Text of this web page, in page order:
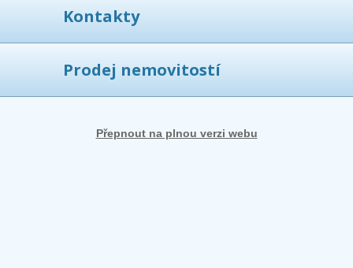
Kontakty
Prodej nemovitostí
Přepnout na plnou verzi webu